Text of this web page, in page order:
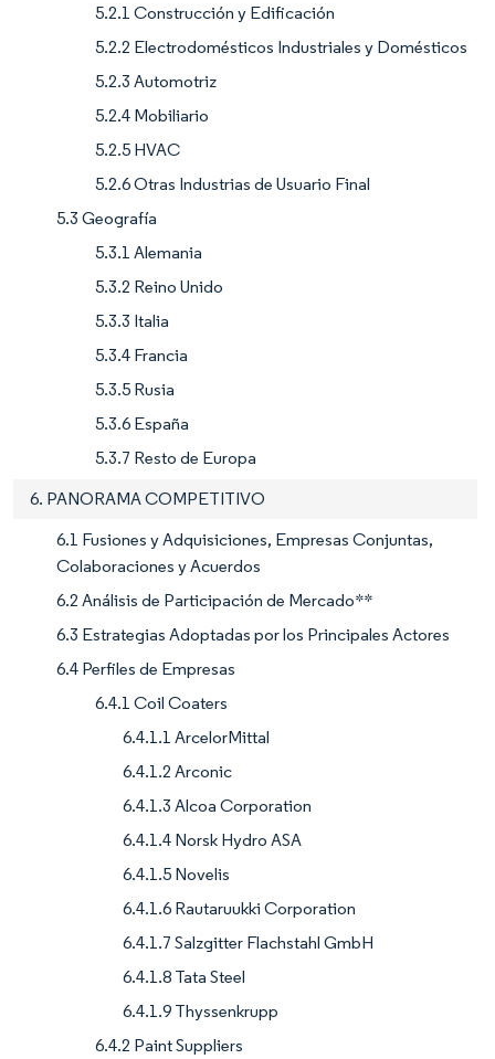
5.2.1 Construcción y Edificación
5.2.2 Electrodomésticos Industriales y Domésticos
5.2.3 Automotriz
5.2.4 Mobiliario
5.2.5 HVAC
5.2.6 Otras Industrias de Usuario Final
5.3 Geografía
5.3.1 Alemania
5.3.2 Reino Unido
5.3.3 Italia
5.3.4 Francia
5.3.5 Rusia
5.3.6 España
5.3.7 Resto de Europa
6. PANORAMA COMPETITIVO
6.1 Fusiones y Adquisiciones, Empresas Conjuntas,
Colaboraciones y Acuerdos
6.2 Análisis de Participación de Mercado**
6.3 Estrategias Adoptadas por los Principales Actores
6.4 Perfiles de Empresas
6.4.1 Coil Coaters
6.4.1.1 ArcelorMittal
6.4.1.2 Arconic
6.4.1.3 Alcoa Corporation
6.4.1.4 Norsk Hydro ASA
6.4.1.5 Novelis
6.4.1.6 Rautaruukki Corporation
6.4.1.7 Salzgitter Flachstahl GmbH
6.4.1.8 Tata Steel
6.4.1.9 Thyssenkrupp
6.4.2 Paint Suppliers